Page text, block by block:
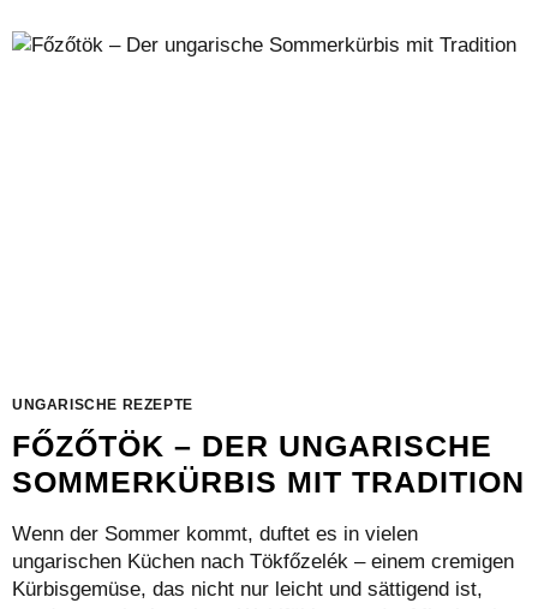
KÖNIGIN
UNGARISCHE REZEPTE
FŐZŐTÖK – DER UNGARISCHE
SOMMERKÜRBIS MIT TRADITION
Wenn der Sommer kommt, duftet es in vielen
ungarischen Küchen nach Tökfőzelék – einem cremigen
Kürbisgemüse, das nicht nur leicht und sättigend ist,